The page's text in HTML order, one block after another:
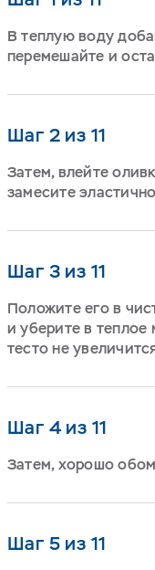
В теплую воду
перемешайте и
Шаг 2 из 11
Затем, влейте
замесите
Шаг 3 из 11
Положите его в
и уберите в теплое
тесто не
Шаг 4 из 11
Затем, хорошо
Шаг 5 из 11